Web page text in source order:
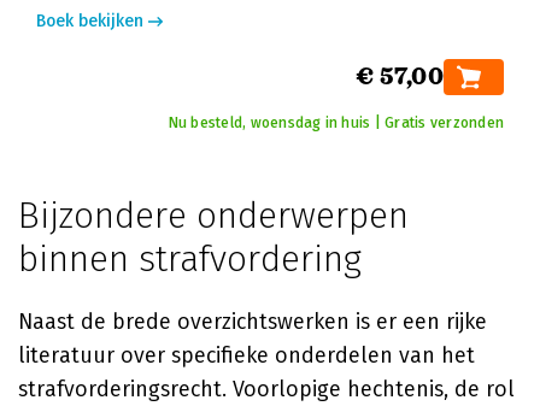
Boek bekijken
€ 57,00
Nu besteld, woensdag in huis | Gratis verzonden
Bijzondere onderwerpen
binnen strafvordering
Naast de brede overzichtswerken is er een rijke
literatuur over specifieke onderdelen van het
strafvorderingsrecht. Voorlopige hechtenis, de rol